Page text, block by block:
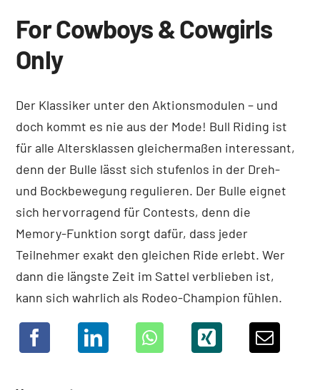
For Cowboys & Cowgirls
Only
Der Klassiker unter den Aktionsmodulen – und
doch kommt es nie aus der Mode! Bull Riding ist
für alle Altersklassen gleichermaßen interessant,
denn der Bulle lässt sich stufenlos in der Dreh-
und Bockbewegung regulieren. Der Bulle eignet
sich hervorragend für Contests, denn die
Memory-Funktion sorgt dafür, dass jeder
Teilnehmer exakt den gleichen Ride erlebt. Wer
dann die längste Zeit im Sattel verblieben ist,
kann sich wahrlich als Rodeo-Champion fühlen.